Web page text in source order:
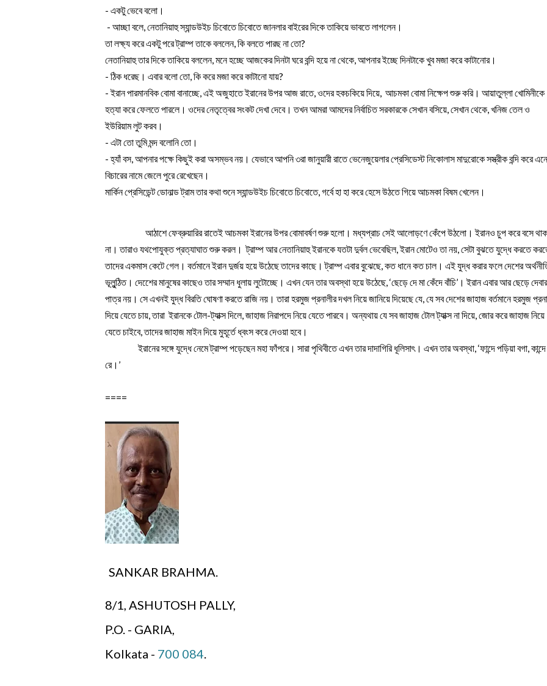
- একটু ভেবে বলো।
- আচ্ছা বলে, নেতানিয়াহু স্যান্ডউইচ চিবোতে চিবোতে জানলার বাইরের দিকে তাকিয়ে ভাবতে লাগলেন।
তা লক্ষ্য করে একটু পরে ট্রাম্প তাকে বললেন, কি বলতে পারছ না তো?
নেতানিয়াহু তার দিকে তাকিয়ে বললেন, মনে হচ্ছে আজকের দিনটা ঘরে বন্দি হয়ে না থেকে, আপনার ইচ্ছে দিনটাকে খুব মজা করে কাটানোর।
- ঠিক ধরেছ। এবার বলো তো, কি করে মজা করে কাটানো যায়?
- ইরান পারমানবিক বোমা বানাচ্ছে, এই অজুহাতে ইরানের উপর আজ রাতে, ওদের হকচকিয়ে দিয়ে,  আচমকা বোমা নিক্ষেপ শুরু করি। আয়াতুল্লা খোমিনীকে
হত্যা করে ফেলতে পারলে। ওদের নেতৃত্বের সংকট দেখা দেবে। তখন আমরা আমদের নির্বাচিত সরকারকে সেখান বসিয়ে, সেখান থেকে, খনিজ তেল ও
ইউরিয়াম লুট করব।
- এটা তো তুমি মন্দ বলোনি তো।
- হ্যাঁ বস, আপনার পক্ষে কিছুই করা অসম্ভব নয়। যেভাবে আপনি ৩রা জানুয়ারী রাতে ভেনেজুয়েলার প্রেসিডেস্ট নিকোলাস মাদুরোকে সস্ত্রীক বন্দি করে এনে
বিচারের নামে জেলে পুরে রেখেছেন।
মার্কিন প্রেসিডেন্ট ডোনাল্ড ট্রাম তার কথা শুনে স্যান্ডউইচ চিবোতে চিবোতে, গর্বে হা হা করে হেসে উঠতে গিয়ে আচমকা বিষম খেলেন।
আঠাশে ফেব্রুয়ারির রাতেই আচমকা ইরানের উপর বোমাবর্ষণ শুরু হলো। মধ্যপ্রাচ সেই আলোড়ণে কেঁপে উঠলো। ইরানও চুপ করে বসে
না। তারাও যথপোযুক্ত প্রত্যাঘাত শুরু করল।  ট্রাম্প আর নেতানিয়াহু ইরানকে যতটা দুর্বল ভেবেছিল, ইরান মোটেও তা নয়, সেটা বুঝতে যুদ্ধে করতে
তাদের একমাস কেটে গেল। বর্তমানে ইরান দুর্জয় হয়ে উঠেছে তাদের কাছে। ট্রাম্প এবার বুঝেছে, কত ধানে কত চাল। এই যুদ্ধ করার ফলে দেশের
ভূলুন্ঠিত। দেশেের মানুষের কাছেও তার সম্মান ধুলায় লুটোচ্ছে। এখন যেন তার অবস্থা হয়ে উঠেছে, ‘ছেড়ে দে মা কেঁদে বাঁচি’। ইরান এবার আর ছেড়ে দেবার
পাত্র নয়। সে এখনই যুদ্ধ বিরতি ঘোষণা করতে রাজি নয়। তারা হরমুজ প্রনালীর দখল নিয়ে জানিয়ে দিয়েছে যে, যে সব দেশের জাহাজ বর্তমানে হরমুজ
দিয়ে যেতে চায়, তারা  ইরানকে টোল-ট্যাক্স দিলে, জাহাজ নিরাপদে নিয়ে যেতে পারবে। অন্যথায় যে সব জাহাজ টোল ট্যাক্স না দিয়ে, জোর করে জাহাজ নিয়ে
যেতে চাইবে, তাদের জাহাজ মাইন দিয়ে মুহূর্তে ধ্বংস করে দেওয়া হবে।
ইরানের সঙ্গে যুদ্ধে নেমে ট্রাম্প পড়েছেন মহা ফাঁপরে। সারা পৃথিবীতে এখন তার দাদাগিরি ধূলিসাৎ। এখন তার অবস্থা, ‘ফান্দে পড়িয়া বগা, কান্দে
রে।’
====
SANKAR BRAHMA.
8/1, ASHUTOSH PALLY,
P.O. - GARIA,
Kolkata - 700 084